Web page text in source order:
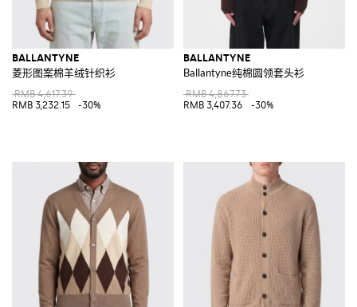
BALLANTYNE
菱形图案棉羊绒针织衫
RMB 4,617.39
RMB 3,232.15
-30%
BALLANTYNE
Ballantyne纯棉圆领套头衫
RMB 4,867.73
RMB 3,407.36
-30%